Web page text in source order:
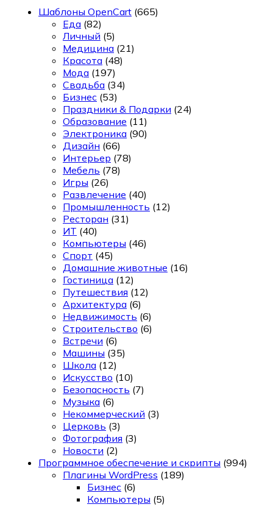
Шаблоны OpenCart (665)
Еда (82)
Личный (5)
Медицина (21)
Красота (48)
Мода (197)
Свадьба (34)
Бизнес (53)
Праздники & Подарки (24)
Образование (11)
Электроника (90)
Дизайн (66)
Интерьер (78)
Мебель (78)
Игры (26)
Развлечение (40)
Промышленность (12)
Ресторан (31)
ИТ (40)
Компьютеры (46)
Спорт (45)
Домашние животные (16)
Гостиница (12)
Путешествия (12)
Архитектура (6)
Недвижимость (6)
Строительство (6)
Встречи (6)
Машины (35)
Школа (12)
Искусство (10)
Безопасность (7)
Музыка (6)
Некоммерческий (3)
Церковь (3)
Фотография (3)
Новости (2)
Программное обеспечение и скрипты (994)
Плагины WordPress (189)
Бизнес (6)
Компьютеры (5)